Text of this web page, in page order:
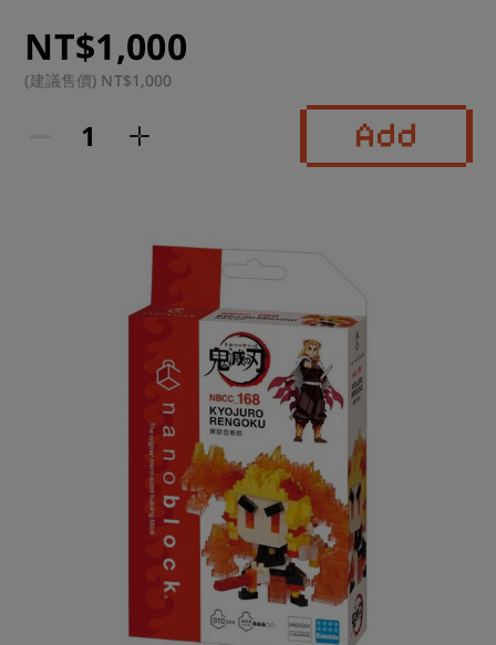
註：本商品為總廠直接調貨，需要工作天數為一周左右
下單前再請客人注意，若造成不便還請見諒
NT$1,000
(建議售價) NT$1,000
Add